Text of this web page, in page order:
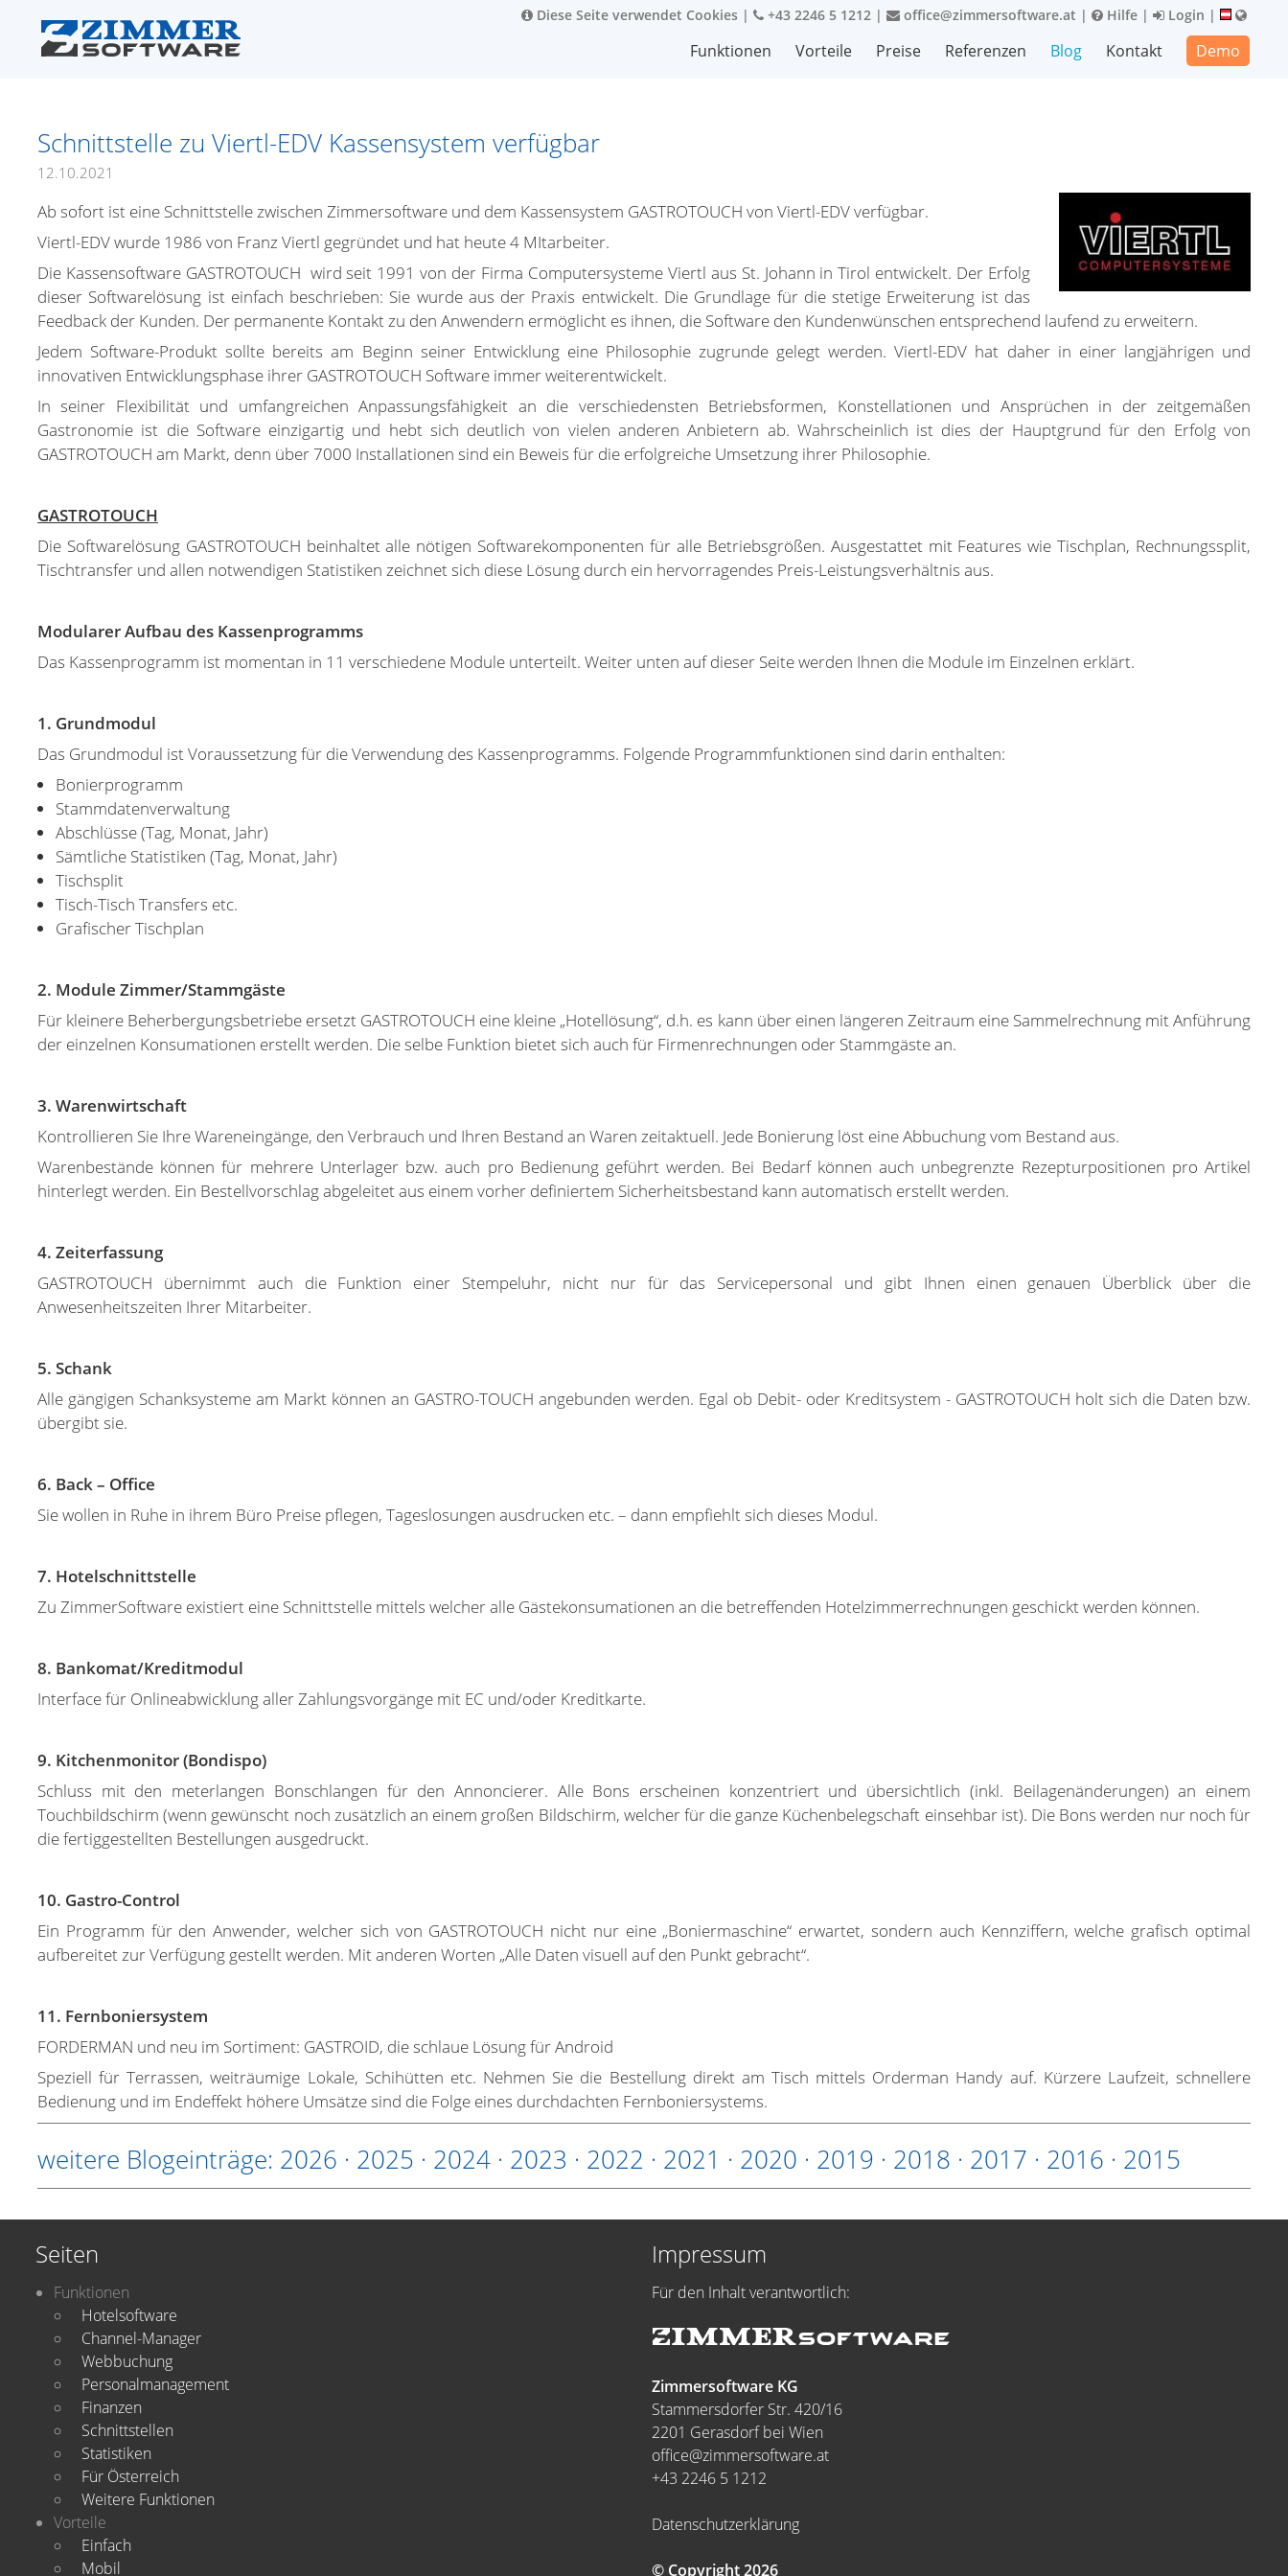
Diese Seite verwendet Cookies | +43 2246 5 1212 | office@zimmersoftware.at | Hilfe | Login |
Funktionen Vorteile Preise Referenzen Blog Kontakt Demo
Schnittstelle zu Viertl-EDV Kassensystem verfügbar
12.10.2021
Ab sofort ist eine Schnittstelle zwischen Zimmersoftware und dem Kassensystem GASTROTOUCH von Viertl-EDV verfügbar.
Viertl-EDV wurde 1986 von Franz Viertl gegründet und hat heute 4 MItarbeiter.
Die Kassensoftware GASTROTOUCH wird seit 1991 von der Firma Computersysteme Viertl aus St. Johann in Tirol entwickelt. Der Erfolg
dieser Softwarelösung ist einfach beschrieben: Sie wurde aus der Praxis entwickelt. Die Grundlage für die stetige Erweiterung ist das
Feedback der Kunden. Der permanente Kontakt zu den Anwendern ermöglicht es ihnen, die Software den Kundenwünschen entsprechend laufend zu erweitern.
Jedem Software-Produkt sollte bereits am Beginn seiner Entwicklung eine Philosophie zugrunde gelegt werden. Viertl-EDV hat daher in einer langjährigen und
innovativen Entwicklungsphase ihrer GASTROTOUCH Software immer weiterentwickelt.
In seiner Flexibilität und umfangreichen Anpassungsfähigkeit an die verschiedensten Betriebsformen, Konstellationen und Ansprüchen in der zeitgemäßen
Gastronomie ist die Software einzigartig und hebt sich deutlich von vielen anderen Anbietern ab. Wahrscheinlich ist dies der Hauptgrund für den Erfolg von
GASTROTOUCH am Markt, denn über 7000 Installationen sind ein Beweis für die erfolgreiche Umsetzung ihrer Philosophie.
GASTROTOUCH
Die Softwarelösung GASTROTOUCH beinhaltet alle nötigen Softwarekomponenten für alle Betriebsgrößen. Ausgestattet mit Features wie Tischplan, Rechnungssplit,
Tischtransfer und allen notwendigen Statistiken zeichnet sich diese Lösung durch ein hervorragendes Preis-Leistungsverhältnis aus.
Modularer Aufbau des Kassenprogramms
Das Kassenprogramm ist momentan in 11 verschiedene Module unterteilt. Weiter unten auf dieser Seite werden Ihnen die Module im Einzelnen erklärt.
1. Grundmodul
Das Grundmodul ist Voraussetzung für die Verwendung des Kassenprogramms. Folgende Programmfunktionen sind darin enthalten:
Bonierprogramm
Stammdatenverwaltung
Abschlüsse (Tag, Monat, Jahr)
Sämtliche Statistiken (Tag, Monat, Jahr)
Tischsplit
Tisch-Tisch Transfers etc.
Grafischer Tischplan
2. Module Zimmer/Stammgäste
Für kleinere Beherbergungsbetriebe ersetzt GASTROTOUCH eine kleine „Hotellösung“, d.h. es kann über einen längeren Zeitraum eine Sammelrechnung mit Anführung
der einzelnen Konsumationen erstellt werden. Die selbe Funktion bietet sich auch für Firmenrechnungen oder Stammgäste an.
3. Warenwirtschaft
Kontrollieren Sie Ihre Wareneingänge, den Verbrauch und Ihren Bestand an Waren zeitaktuell. Jede Bonierung löst eine Abbuchung vom Bestand aus.
Warenbestände können für mehrere Unterlager bzw. auch pro Bedienung geführt werden. Bei Bedarf können auch unbegrenzte Rezepturpositionen pro Artikel
hinterlegt werden. Ein Bestellvorschlag abgeleitet aus einem vorher definiertem Sicherheitsbestand kann automatisch erstellt werden.
4. Zeiterfassung
GASTROTOUCH übernimmt auch die Funktion einer Stempeluhr, nicht nur für das Servicepersonal und gibt Ihnen einen genauen Überblick über die
Anwesenheitszeiten Ihrer Mitarbeiter.
5. Schank
Alle gängigen Schanksysteme am Markt können an GASTRO-TOUCH angebunden werden. Egal ob Debit- oder Kreditsystem - GASTROTOUCH holt sich die Daten bzw.
übergibt sie.
6. Back – Office
Sie wollen in Ruhe in ihrem Büro Preise pflegen, Tageslosungen ausdrucken etc. – dann empfiehlt sich dieses Modul.
7. Hotelschnittstelle
Zu ZimmerSoftware existiert eine Schnittstelle mittels welcher alle Gästekonsumationen an die betreffenden Hotelzimmerrechnungen geschickt werden können.
8. Bankomat/Kreditmodul
Interface für Onlineabwicklung aller Zahlungsvorgänge mit EC und/oder Kreditkarte.
9. Kitchenmonitor (Bondispo)
Schluss mit den meterlangen Bonschlangen für den Annoncierer. Alle Bons erscheinen konzentriert und übersichtlich (inkl. Beilagenänderungen) an einem
Touchbildschirm (wenn gewünscht noch zusätzlich an einem großen Bildschirm, welcher für die ganze Küchenbelegschaft einsehbar ist). Die Bons werden nur noch für
die fertiggestellten Bestellungen ausgedruckt.
10. Gastro-Control
Ein Programm für den Anwender, welcher sich von GASTROTOUCH nicht nur eine „Boniermaschine“ erwartet, sondern auch Kennziffern, welche grafisch optimal
aufbereitet zur Verfügung gestellt werden. Mit anderen Worten „Alle Daten visuell auf den Punkt gebracht“.
11. Fernboniersystem
FORDERMAN und neu im Sortiment: GASTROID, die schlaue Lösung für Android
Speziell für Terrassen, weiträumige Lokale, Schihütten etc. Nehmen Sie die Bestellung direkt am Tisch mittels Orderman Handy auf. Kürzere Laufzeit, schnellere
Bedienung und im Endeffekt höhere Umsätze sind die Folge eines durchdachten Fernboniersystems.
weitere Blogeinträge: 2026 · 2025 · 2024 · 2023 · 2022 · 2021 · 2020 · 2019 · 2018 · 2017 · 2016 · 2015
Seiten
Funktionen
Hotelsoftware
Channel-Manager
Webbuchung
Personalmanagement
Finanzen
Schnittstellen
Statistiken
Für Österreich
Weitere Funktionen
Vorteile
Einfach
Mobil
Impressum
Für den Inhalt verantwortlich:
Zimmersoftware KG
Stammersdorfer Str. 420/16
2201 Gerasdorf bei Wien
office@zimmersoftware.at
+43 2246 5 1212
Datenschutzerklärung
© Copyright 2026